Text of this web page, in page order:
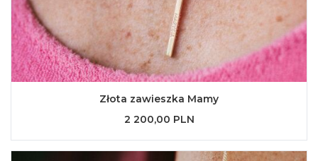
Złota zawieszka Mamy
2 200,00 PLN